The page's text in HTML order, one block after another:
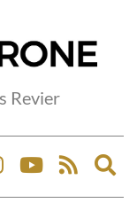
Revier